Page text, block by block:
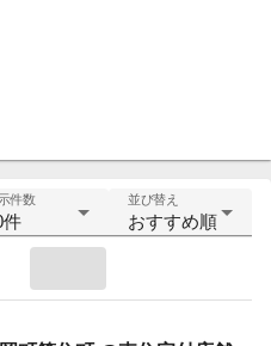
件数
件
並び替え
おすすめ順